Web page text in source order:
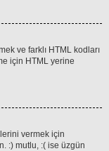
ve farklı HTML kodları
için HTML yerine
vermek için
:) mutlu, :( ise üzgün